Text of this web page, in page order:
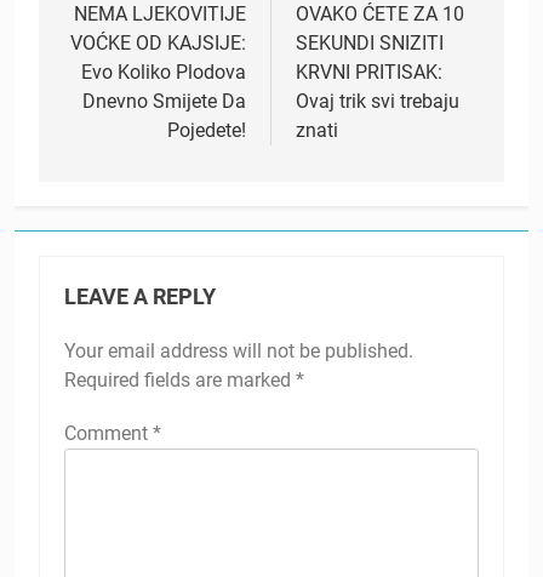
navigation
NEMA LJEKOVITIJE
VOĆKE OD KAJSIJE:
Evo Koliko Plodova
Dnevno Smijete Da
Pojedete!
OVAKO ĆETE ZA 10
SEKUNDI SNIZITI
KRVNI PRITISAK:
Ovaj trik svi trebaju
znati
LEAVE A REPLY
Your email address will not be published.
Required fields are marked *
Comment *